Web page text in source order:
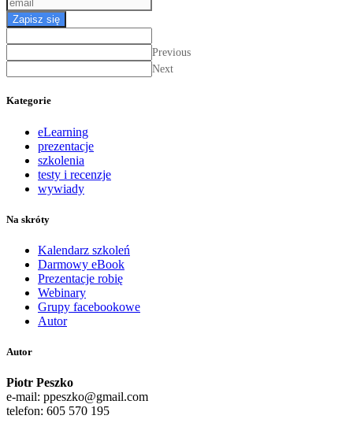
Zapisz się
Previous
Next
Kategorie
eLearning
prezentacje
szkolenia
testy i recenzje
wywiady
Na skróty
Kalendarz szkoleń
Darmowy eBook
Prezentacje robię
Webinary
Grupy facebookowe
Autor
Autor
Piotr Peszko
e-mail: ppeszko@gmail.com
telefon: 605 570 195